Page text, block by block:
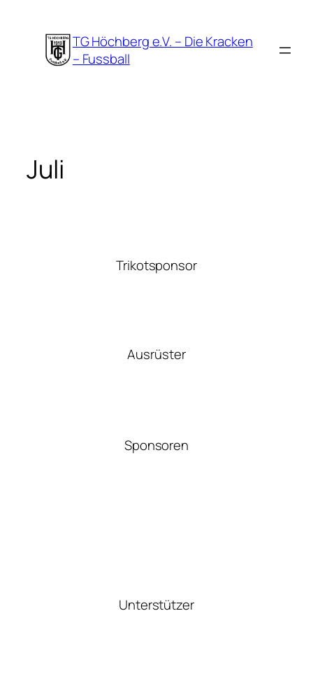
springen
TG Höchberg e.V. – Die Kracken
– Fussball
Juli
Trikotsponsor
Ausrüster
Sponsoren
Unterstützer